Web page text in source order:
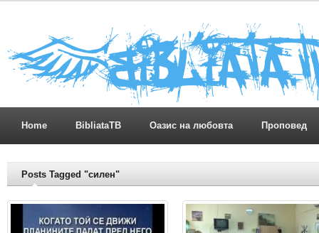
Home BibliataTB Оазис на любовта Проповед
Posts Tagged "силен"